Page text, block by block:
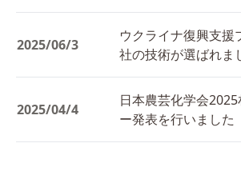
2025/06/3
ウクライナ復興支援
社の技術が選ばれま
2025/04/4
日本農芸化学会
ー発表を行いました